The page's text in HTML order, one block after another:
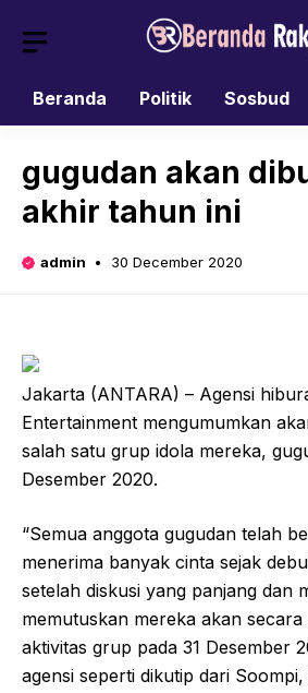
Beranda
Politik Sosbud
gugudan akan
akhir tahun ini
admin 30 December 2020
Jakarta (ANTARA) – Agensi
Entertainment mengumumkan
salah satu grup idola mereka,
Desember 2020.
“Semua anggota gugudan telah
menerima banyak cinta sejak
setelah diskusi yang panjang dan
memutuskan mereka akan
aktivitas grup pada 31 Desember
agensi seperti dikutip dari Soompi,